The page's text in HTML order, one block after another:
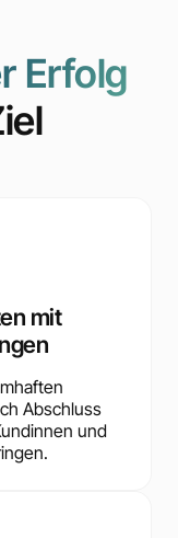
Erfolg
mit
Abschluss
und